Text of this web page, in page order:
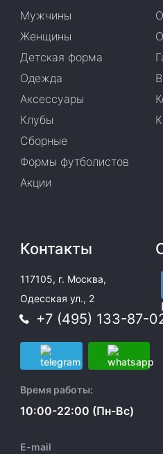
Мужчины
Женщины
Детская форма
Одежда
Аксессуары
Клубы
Сборные
Формы футболистов
Акции
Контакты
117105, г. Москва,
Одесская ул., 2
+7 (495) 133-87-
Время работы:
10:00-22:00 (Пн-Вс)
E-mail